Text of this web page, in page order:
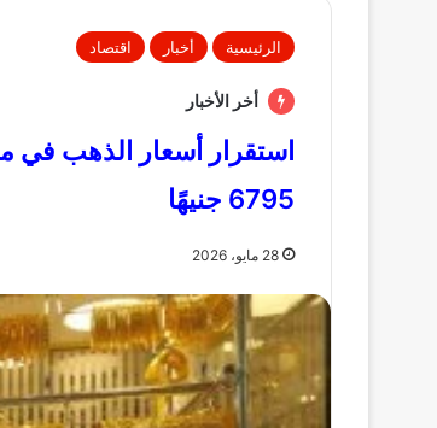
الرئيسية أخبار اقتصاد
أخر الأخبار
6795 جنيهًا
28 مايو، 2026